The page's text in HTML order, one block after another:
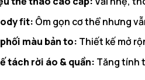
fit: Ôm gọn cơ thể nhưng
màu bản to: Thiết kế mở
tách rời áo & quần: Tăng tính